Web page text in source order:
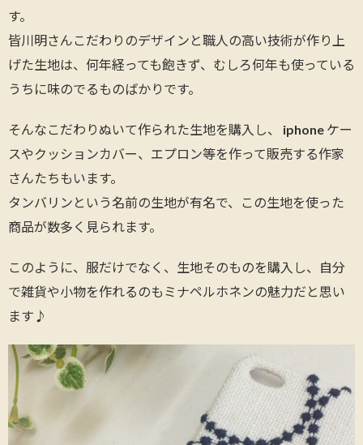
す。
皆川明さんこだわりのデザインと職人の高い技術が作り上
げた生地は、何年経っても飽きず、むしろ何年も使っている
うちに味のでるものばかりです。
そんなこだわりぬいて作られた生地を購入し、 iphone ケー
スやクッションカバー、エプロン等を作って販売する作家
さんたちもいます。
タンバリンという名前の生地が有名で、この生地を使った
商品が数多く見られます。
このように、服だけでなく、生地そのものを購入し、自分
で雑貨や小物を作れるのもミナペルホネンの魅力だと思い
ます♪